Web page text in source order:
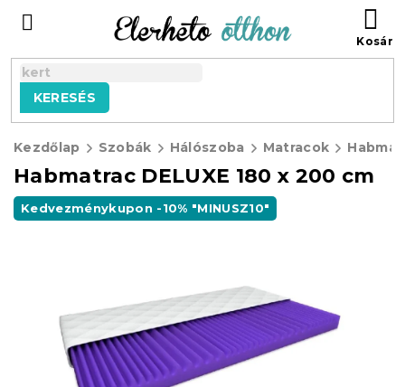
tartalomhoz
KERESÉS
Kezdőlap Szobák Hálószoba Matracok
Habmatrac DELUXE 180 x 200 cm
Kedvezménykupon -10% "MINUSZ10"